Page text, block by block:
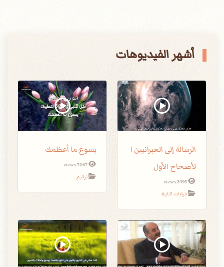
أشهر الفيديوهات
الرسالة إلى العبرانيين ا
لأصحاح الأول
3995 views
قراءات كتابية
يسوع ما أعظمك
7067 views
ترانيم